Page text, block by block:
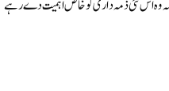
وہ اس نئی ذمہ داری کو خاص اہمیت دے رہے